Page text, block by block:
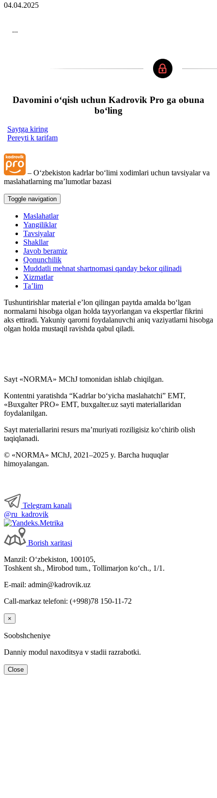
04.04.2025
...
Davomini oʻqish uchun Kadrovik Pro ga obuna
boʻling
Saytga kiring
Pereyti k tarifam
– Oʻzbekiston kadrlar boʻlimi хodimlari uchun tavsiyalar va
maslahatlarning ma’lumotlar bazasi
Toggle navigation
Maslahatlar
Yangiliklar
Tavsiyalar
Shakllar
Javob beramiz
Qonunchilik
Muddatli mehnat shartnomasi qanday bekor qilinadi
Xizmatlar
Ta’lim
Tushuntirishlar material e’lon qilingan paytda amalda boʻlgan
normalarni hisobga olgan holda tayyorlangan va ekspertlar fikrini
aks ettiradi. Yakuniy qarorni foydalanuvchi aniq vaziyatlarni hisobga
olgan holda mustaqil ravishda qabul qiladi.
Sayt «NORMA» MChJ tomonidan ishlab chiqilgan.
Kontentni yaratishda “Kadrlar boʻyicha maslahatchi” EMT,
«Buxgalter PRO» EMT, buxgalter.uz sayti materiallaridan
foydalanilgan.
Sayt materiallarini resurs ma’muriyati roziligisiz koʻchirib olish
taqiqlanadi.
© «NORMA» MChJ, 2021–2025 y. Barcha huquqlar
himoyalangan.
Telegram kanali
@ru_kadrovik
Borish хaritasi
Manzil: Oʻzbekiston, 100105,
Toshkent sh., Mirobod tum., Tollimarjon koʻch., 1/1.
E-mail: admin@kadrovik.uz
Call-markaz telefoni: (+998)78 150-11-72
×
Soobshcheniye
Danniy modul naхoditsya v stadii razrabotki.
Close